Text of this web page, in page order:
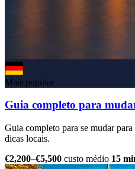
Mais popular
Guia completo para
Guia completo para se mudar
dicas locais.
€2,200–€5,500 custo médio 15